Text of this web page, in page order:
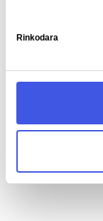
Rinkodara